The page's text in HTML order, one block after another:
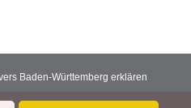
Baden-Württemberg erklären